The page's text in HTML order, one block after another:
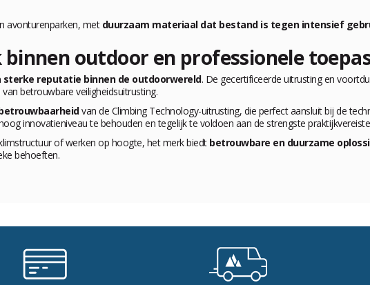
avonturenparken, met duurzaam materiaal dat bestand is tegen intensief
outdoor en professionele
sterke reputatie binnen de outdoorwereld. De gecertificeerde uitrusting en
betrouwbare veiligheidsuitrusting.
van de Climbing Technology-uitrusting, die perfect aansluit bij de
innovatieniveau te behouden en tegelijk te voldoen aan de strengste
of werken op hoogte, het merk biedt betrouwbare en duurzame
behoeften.